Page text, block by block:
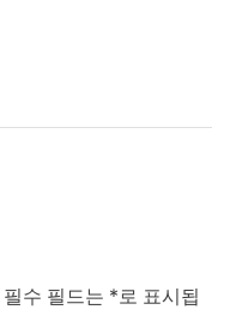
필수 필드는 *로 표시됩